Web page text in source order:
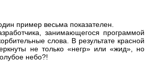
пример весьма показателен.
занимающегося программой
слова. В результате красной
не только «негр» или «жид», но
небо?!